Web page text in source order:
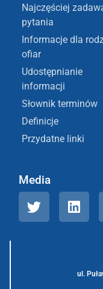
Najczęściej
pytania
Informacje dla
ofiar
Udostępnianie
informacji
Słownik terminów
Definicje
Przydatne linki
Media
ul.